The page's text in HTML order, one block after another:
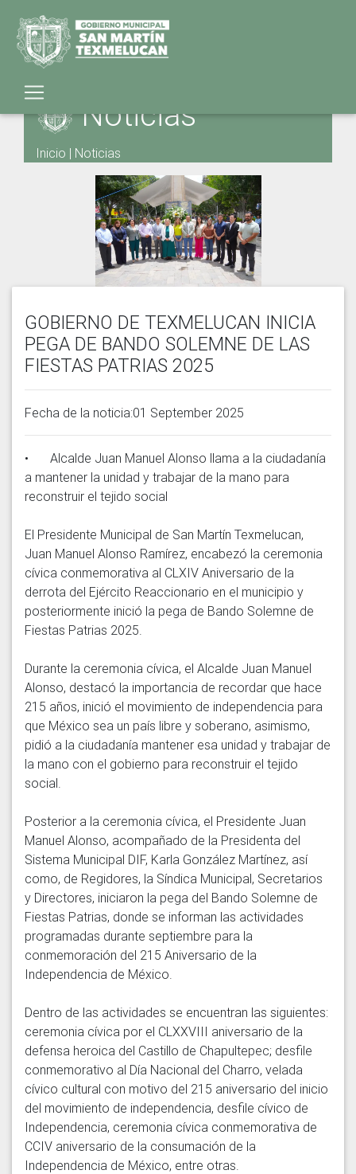
Noticias
Inicio | Noticias
GOBIERNO DE TEXMELUCAN INICIA
PEGA DE BANDO SOLEMNE DE LAS
FIESTAS PATRIAS 2025
Fecha de la noticia:01 September 2025
•	Alcalde Juan Manuel Alonso llama a la ciudadanía
a mantener la unidad y trabajar de la mano para
reconstruir el tejido social
El Presidente Municipal de San Martín Texmelucan,
Juan Manuel Alonso Ramírez, encabezó la ceremonia
cívica conmemorativa al CLXIV Aniversario de la
derrota del Ejército Reaccionario en el municipio y
posteriormente inició la pega de Bando Solemne de
Fiestas Patrias 2025.
Durante la ceremonia cívica, el Alcalde Juan Manuel
Alonso, destacó la importancia de recordar que hace
215 años, inició el movimiento de independencia para
que México sea un país libre y soberano, asimismo,
pidió a la ciudadanía mantener esa unidad y trabajar de
la mano con el gobierno para reconstruir el tejido
social.
Posterior a la ceremonia cívica, el Presidente Juan
Manuel Alonso, acompañado de la Presidenta del
Sistema Municipal DIF, Karla González Martínez, así
como, de Regidores, la Síndica Municipal, Secretarios
y Directores, iniciaron la pega del Bando Solemne de
Fiestas Patrias, donde se informan las actividades
programadas durante septiembre para la
conmemoración del 215 Aniversario de la
Independencia de México.
Dentro de las actividades se encuentran las siguientes:
ceremonia cívica por el CLXXVIII aniversario de la
defensa heroica del Castillo de Chapultepec; desfile
conmemorativo al Día Nacional del Charro, velada
cívico cultural con motivo del 215 aniversario del inicio
del movimiento de independencia, desfile cívico de
Independencia, ceremonia cívica conmemorativa de
CCIV aniversario de la consumación de la
Independencia de México, entre otras.